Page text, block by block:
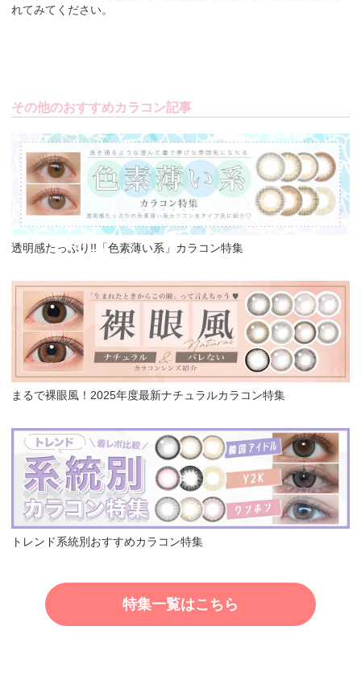
れてみてください。
その他のおすすめカラコン記事
透明感たっぷり!!「色素薄い系」カラコン特集
まるで裸眼風！2025年度最新ナチュラルカラコン特集
トレンド系統別おすすめカラコン特集
特集一覧はこちら